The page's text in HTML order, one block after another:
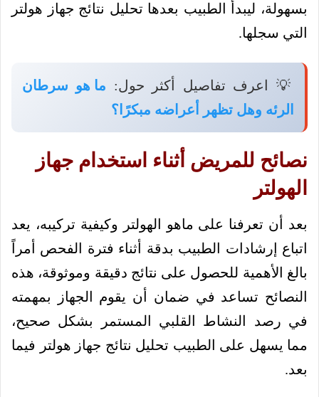
بسهولة، ليبدأ الطبيب بعدها تحليل نتائج جهاز هولتر
التي سجلها.
💡 اعرف تفاصيل أكثر حول: ما هو سرطان
الرئه وهل تظهر أعراضه مبكرًا؟
نصائح للمريض أثناء استخدام جهاز
الهولتر
بعد أن تعرفنا على ماهو الهولتر وكيفية تركيبه، يعد
اتباع إرشادات الطبيب بدقة أثناء فترة الفحص أمراً
بالغ الأهمية للحصول على نتائج دقيقة وموثوقة، هذه
النصائح تساعد في ضمان أن يقوم الجهاز بمهمته
في رصد النشاط القلبي المستمر بشكل صحيح،
مما يسهل على الطبيب تحليل نتائج جهاز هولتر فيما
بعد.